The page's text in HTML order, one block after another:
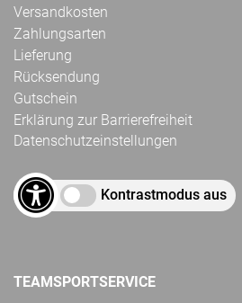
Versandkosten
Zahlungsarten
Lieferung
Rücksendung
Gutschein
Erklärung zur Barrierefreiheit
Datenschutzeinstellungen
Kontrastmodus aus
TEAMSPORTSERVICE